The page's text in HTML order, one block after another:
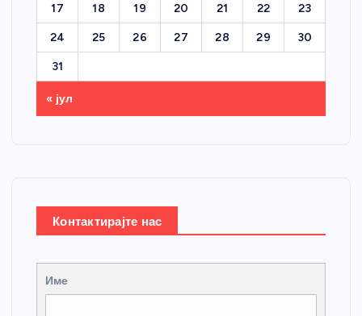
17 18 19 20 21 22 23
24 25 26 27 28 29 30
31
« јул
Контактирајте нас
Име